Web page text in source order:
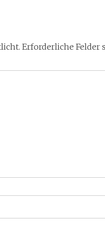
Erforderliche Felder